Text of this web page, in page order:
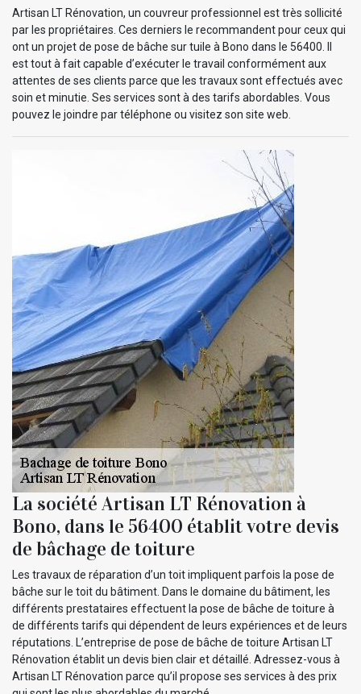
Artisan LT Rénovation, un couvreur professionnel est très sollicité
par les propriétaires. Ces derniers le recommandent pour ceux qui
ont un projet de pose de bâche sur tuile à Bono dans le 56400. Il
est tout à fait capable d’exécuter le travail conformément aux
attentes de ses clients parce que les travaux sont effectués avec
soin et minutie. Ses services sont à des tarifs abordables. Vous
pouvez le joindre par téléphone ou visitez son site web.
La société Artisan LT Rénovation à
Bono, dans le 56400 établit votre devis
de bâchage de toiture
Les travaux de réparation d’un toit impliquent parfois la pose de
bâche sur le toit du bâtiment. Dans le domaine du bâtiment, les
différents prestataires effectuent la pose de bâche de toiture à
de différents tarifs qui dépendent de leurs expériences et de leurs
réputations. L’entreprise de pose de bâche de toiture Artisan LT
Rénovation établit un devis bien clair et détaillé. Adressez-vous à
Artisan LT Rénovation parce qu’il propose ses services à des prix